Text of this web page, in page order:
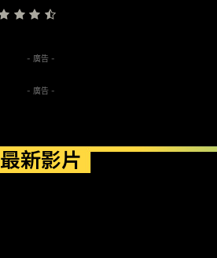
- 廣告 -
- 廣告 -
最新影片